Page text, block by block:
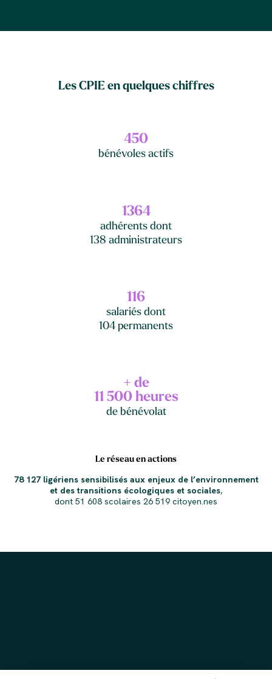
Les CPIE en quelques chiffres
450
bénévoles actifs
1364
adhérents dont
138 administrateurs
116
salariés dont
104 permanents
+ de
11 500 heures
de bénévolat
Le réseau en actions
78 127 ligériens sensibilisés aux enjeux de l’environnement
et des transitions écologiques et sociales,
dont 51 608 scolaires 26 519 citoyen.nes